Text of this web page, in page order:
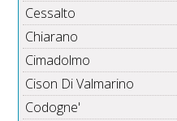
Cessalto
Chiarano
Cimadolmo
Cison Di Valmarino
Codogne'